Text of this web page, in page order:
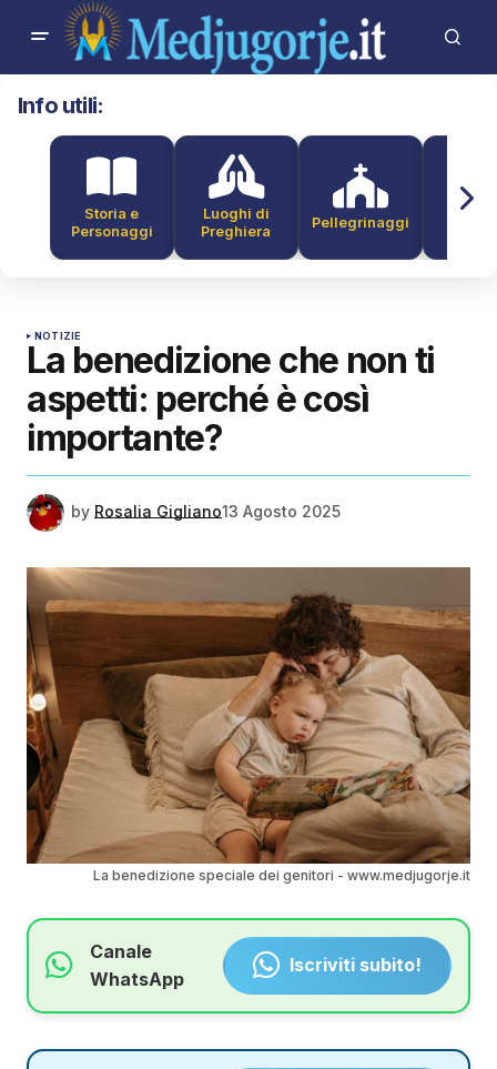
Info utili:
Storia e
Personaggi
Luoghi di
Preghiera
Pellegrinaggi
NOTIZIE
La benedizione che non ti
aspetti: perché è così
importante?
by Rosalia Gigliano13 Agosto 2025
La benedizione speciale dei genitori - www.medjugorje.it
Canale
WhatsApp
Iscriviti subito!